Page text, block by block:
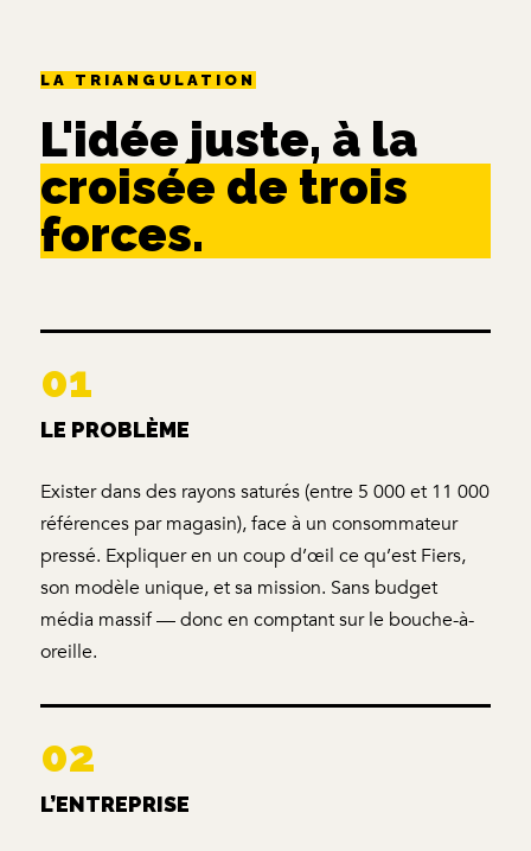
LA TRIANGULATION
L'idée juste, à la
croisée de trois
forces.
01
LE PROBLÈME
Exister dans des rayons saturés (entre 5 000 et 11 000
références par magasin), face à un consommateur
pressé. Expliquer en un coup d’œil ce qu’est Fiers,
son modèle unique, et sa mission. Sans budget
média massif — donc en comptant sur le bouche-à-
oreille.
02
L’ENTREPRISE